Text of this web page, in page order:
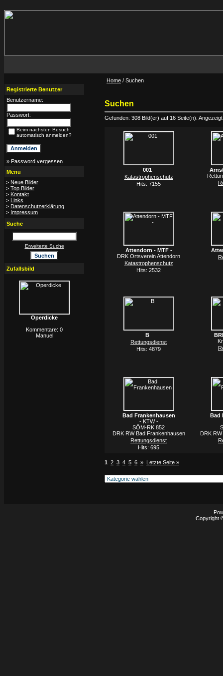
Registrierte Benutzer
Benutzername:
Passwort:
Beim nächsten Besuch
automatisch anmelden?
» Password vergessen
Menü
> Neue Bilder
> Top Bilder
> Kontakt
> Links
> Datenschutzerklärung
> Impressum
Suche
Erweiterte Suche
Zufallsbild
Operdicke
Kommentare: 0
Manuel
Home / Suchen
Suchen
Gefunden: 308 Bild(er) auf 16 Seite(n).
001
Katastrophenschutz
Hits: 7155
Attendorn - MTF -
DRK Ortsverein Attendorn
Katastrophenschutz
Hits: 2532
B
Rettungsdienst
Hits: 4879
Bad Frankenhausen
- KTW -
SÖM-RK 852
DRK RW Bad Frankenhausen
Rettungsdienst
Hits: 695
Bad
DRK
1 2 3 4 5 6 » Letzte Seite »
Copyright